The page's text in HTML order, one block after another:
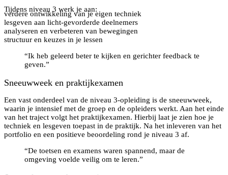
Tijdens niveau 3 werk je aan:
verdere ontwikkeling van je eigen techniek
lesgeven aan licht-gevorderde deelnemers
analyseren en verbeteren van bewegingen
structuur en keuzes in je lessen
“Ik heb geleerd beter te kijken en gerichter feedback te
geven.”
Sneeuwweek en praktijkexamen
Een vast onderdeel van de niveau 3-opleiding is de sneeuwweek,
waarin je intensief met de groep en de opleiders werkt. Aan het einde
van het traject volgt het praktijkexamen. Hierbij laat je zien hoe je
techniek en lesgeven toepast in de praktijk. Na het inleveren van het
portfolio en een positieve beoordeling rond je niveau 3 af.
“De toetsen en examens waren spannend, maar de
omgeving voelde veilig om te leren.”